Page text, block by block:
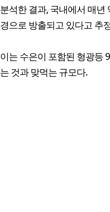
분석한 결과, 국내에서 매
경으로 방출되고 있다고 추
이는 수은이 포함된 형광등
는 것과 맞먹는 규모다.